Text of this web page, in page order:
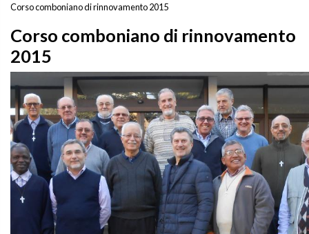
Corso comboniano di rinnovamento 2015
Corso comboniano di rinnovamento
2015